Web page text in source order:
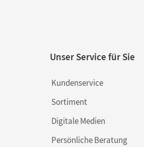
Unser Service für Sie
Kundenservice
Sortiment
Digitale Medien
Persönliche Beratung